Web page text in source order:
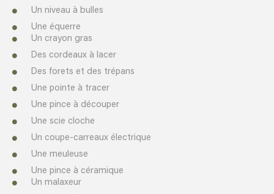
Un niveau à bulles
Une équerre
Un crayon gras
Des cordeaux à lacer
Des forets et des trépans
Une pointe à tracer
Une pince à découper
Une scie cloche
Un coupe-carreaux électrique
Une meuleuse
Une pince à céramique
Un malaxeur